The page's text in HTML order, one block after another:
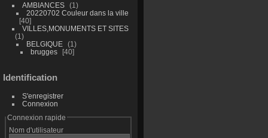
AMBIANCES
1
20220702 Couleur dans la ville
40
VILLES,MONUMENTS ET SITES
1
BELGIQUE
1
brugges
40
Identification
S'enregistrer
Connexion
Connexion rapide
Nom d'utilisateur